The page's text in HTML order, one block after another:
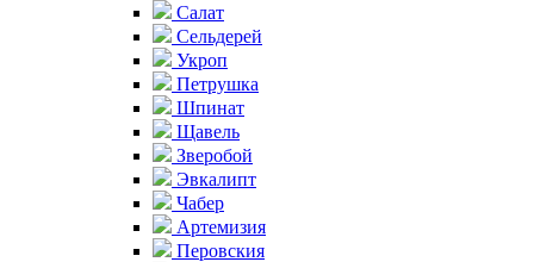
Салат
Сельдерей
Укроп
Петрушка
Шпинат
Щавель
Зверобой
Эвкалипт
Чабер
Артемизия
Перовския